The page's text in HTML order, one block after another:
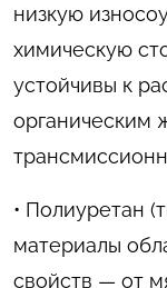
низкую
химическую
устойчивы к
органическим
• Полиуретан
материалы
свойств — от